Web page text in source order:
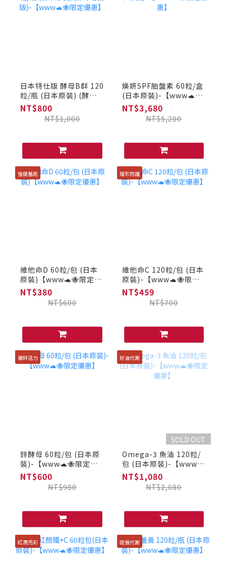
日本特仕版 酵母B群 120
粒/瓶 (日本原裝) (酵母
增強版)-【www🐢🐝限
定優惠】
NT$800
NT$1,000
煥妍SPF胎盤素 60粒/盒
(日本原裝)-【www🐢🐝
限定優惠】
NT$3,680
NT$5,200
強健基底
維他命D 60粒/包 (日本
原裝)【www🐢🐝限定優
惠】
NT$380
NT$600
隱形防護
維他命C 120粒/包 (日本
原裝)-【www🐢🐝限定
優惠】
NT$459
NT$700
補鋅活力
鋅酵母 60粒/包 (日本原
裝)-【www🐢🐝限定優
惠】
NT$600
NT$980
好油代謝
SOLD OUT
Omega-3 魚油 120粒/
包 (日本原裝)-【www🐢
🐝限定優惠】
NT$1,080
NT$2,080
紅潤亮彩 促進代謝